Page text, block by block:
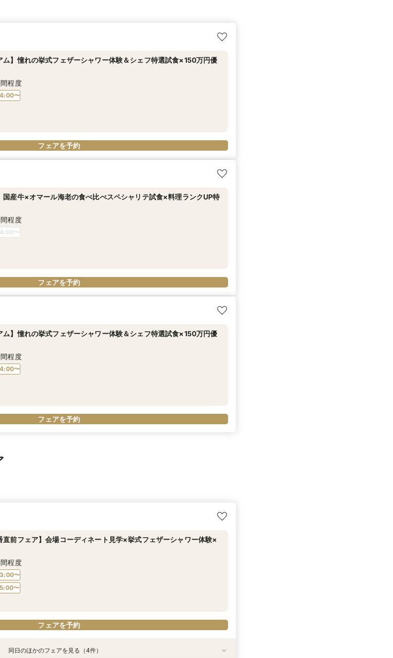
ム】憧れの挙式フェザーシャワー体験＆シェフ特選試食×150万円優
程度
〜
フェアを予約
国産牛×オマール海老の食べ比べスペシャリテ試食×料理ランクUP特
程度
〜
フェアを予約
ム】憧れの挙式フェザーシャワー体験＆シェフ特選試食×150万円優
程度
〜
フェアを予約
直前フェア】会場コーディネート見学×挙式フェザーシャワー体験×
程度
〜
〜
フェアを予約
同日のほかのフェアを見る（4件）